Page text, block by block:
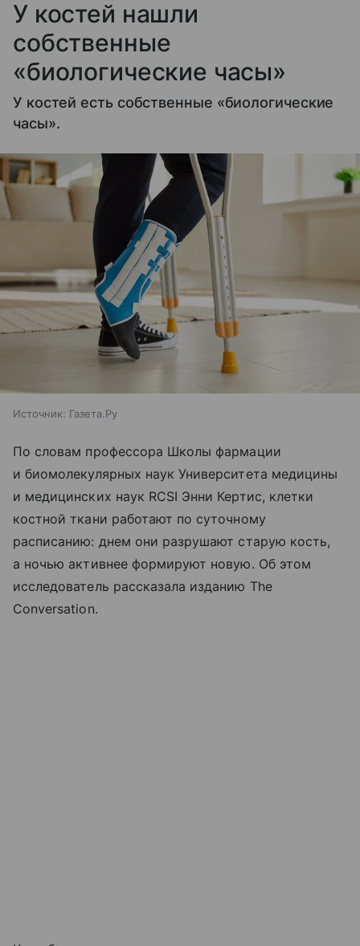
У костей нашли
собственные
«биологические часы»
У костей есть собственные «биологические
часы».
Источник: Газета.Ру
По словам профессора Школы фармации
и биомолекулярных наук Университета медицины
и медицинских наук RCSI Энни Кертис, клетки
костной ткани работают по суточному
расписанию: днем они разрушают старую кость,
а ночью активнее формируют новую. Об этом
исследователь рассказала изданию The
Conversation.